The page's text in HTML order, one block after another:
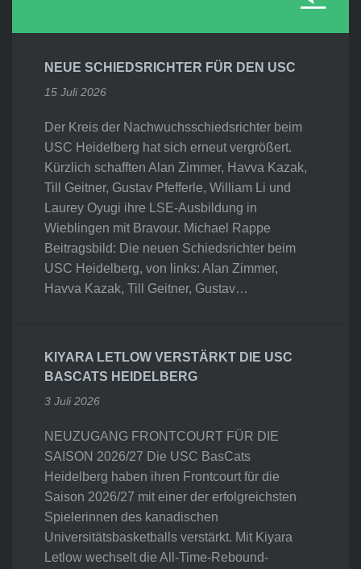
NEUE SCHIEDSRICHTER FÜR DEN USC
15 Juli 2026
Der Kreis der Nachwuchsschiedsrichter beim
USC Heidelberg hat sich erneut vergrößert.
Kürzlich schafften Alan Zimmer, Havva Kazak,
Till Geitner, Gustav Pfefferle, William Li und
Laurey Oyugi ihre LSE-Ausbildung in
Wieblingen mit Bravour. Michael Rappe
Beitragsbild: Die neuen Schiedsrichter beim
USC Heidelberg, von links: Alan Zimmer,
Havva Kazak, Till Geitner, Gustav…
KIYARA LETLOW VERSTÄRKT DIE USC
BASCATS HEIDELBERG
3 Juli 2026
NEUZUGANG FRONTCOURT FÜR DIE
SAISON 2026/27 Die USC BasCats
Heidelberg haben ihren Frontcourt für die
Saison 2026/27 mit einer der erfolgreichsten
Spielerinnen des kanadischen
Universitätsbasketballs verstärkt. Mit Kiyara
Letlow wechselt die All-Time-Rebound-